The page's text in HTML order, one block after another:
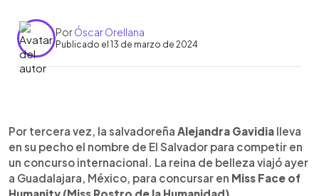
PorÓscar Orellana
Publicado el 13 de marzo de 2024
Escuchar artículo
Por tercera vez, la salvadoreña Alejandra Gavidia lleva
en su pecho el nombre de El Salvador para competir en
un concurso internacional. La reina de belleza viajó ayer
a Guadalajara, México, para concursar en Miss Face of
Humanity (Miss Rostro de la Humanidad).